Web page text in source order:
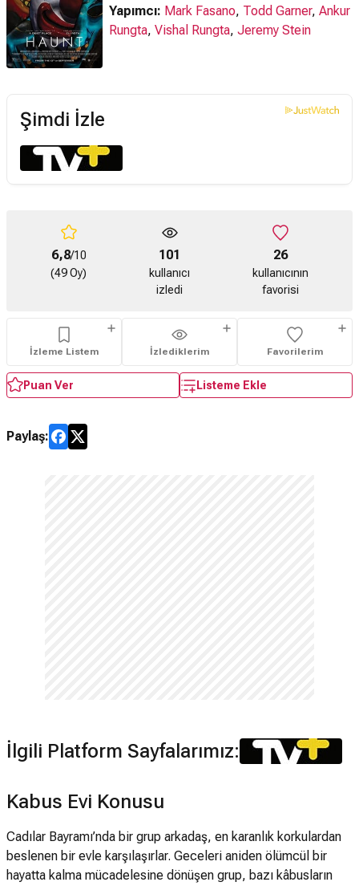
Yapımcı: Mark Fasano, Todd Garner, Ankur
Rungta, Vishal Rungta, Jeremy Stein
Şimdi İzle
6,8/10
(49 Oy)
101
kullanıcı
izledi
26
kullanıcının
favorisi
İzleme Listem İzlediklerim Favorilerim
Puan Ver Listeme Ekle
Paylaş:
İlgili Platform Sayfalarımız:
Kabus Evi Konusu
Cadılar Bayramı’nda bir grup arkadaş, en karanlık korkulardan
beslenen bir evle karşılaşırlar. Geceleri aniden ölümcül bir
hayatta kalma mücadelesine dönüşen grup, bazı kâbusların